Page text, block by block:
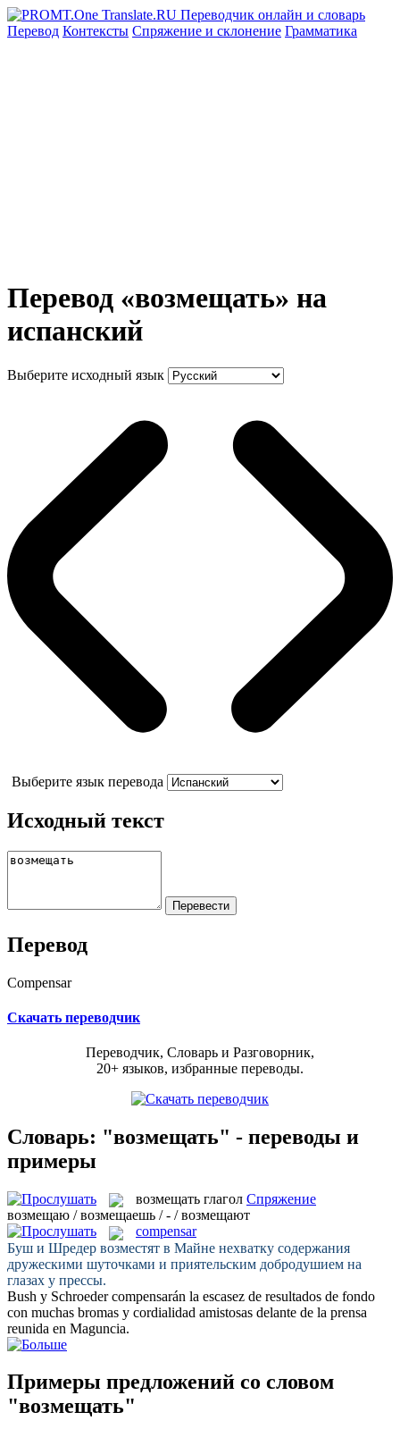
Перевод Контексты Спряжение и склонение Грамматика
Перевод «возмещать» на
испанский
Выберите исходный язык
Выберите язык перевода
Исходный текст
Перевод
Compensar
Скачать переводчик
Переводчик, Словарь и Разговорник,
20+ языков, избранные переводы.
Словарь: "возмещать" - переводы и
примеры
возмещать глагол Спряжение
возмещаю / возмещаешь / - / возмещают
compensar
Буш и Шредер возместят в Майне нехватку содержания
дружескими шуточками и приятельским добродушием на
глазах у прессы.
Bush y Schroedercompensarán la escasez de resultados de fondo
con muchas bromas y cordialidad amistosas delante de la prensa
reunida en Maguncia.
Примеры предложений со словом
"возмещать"